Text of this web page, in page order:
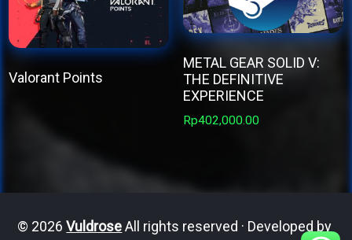
The
options
may
be
chosen
on
Valorant Points
variants.
The
METAL GEAR SOLID V:
THE DEFINITIVE
EXPERIENCE
Rp402,000.00
© 2026VuldroseAll rights reserved · Developed by